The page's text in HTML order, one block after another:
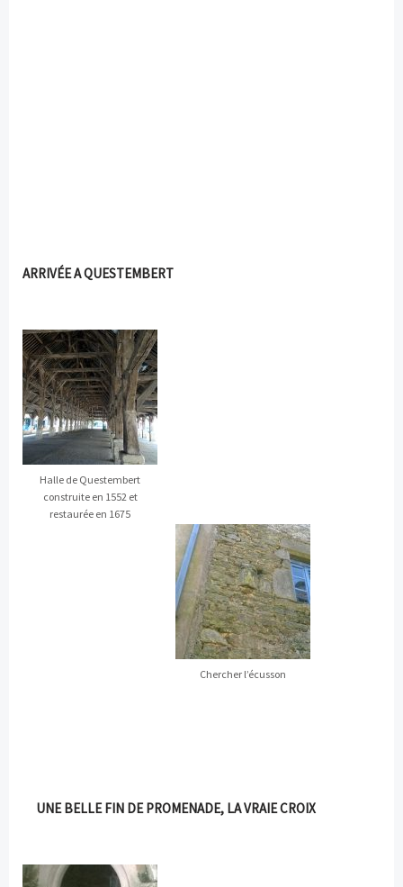
ARRIVÉE A QUESTEMBERT
Halle de Questembert
construite en 1552 et
restaurée en 1675
Chercher l’écusson
UNE BELLE FIN DE PROMENADE, LA VRAIE CROIX